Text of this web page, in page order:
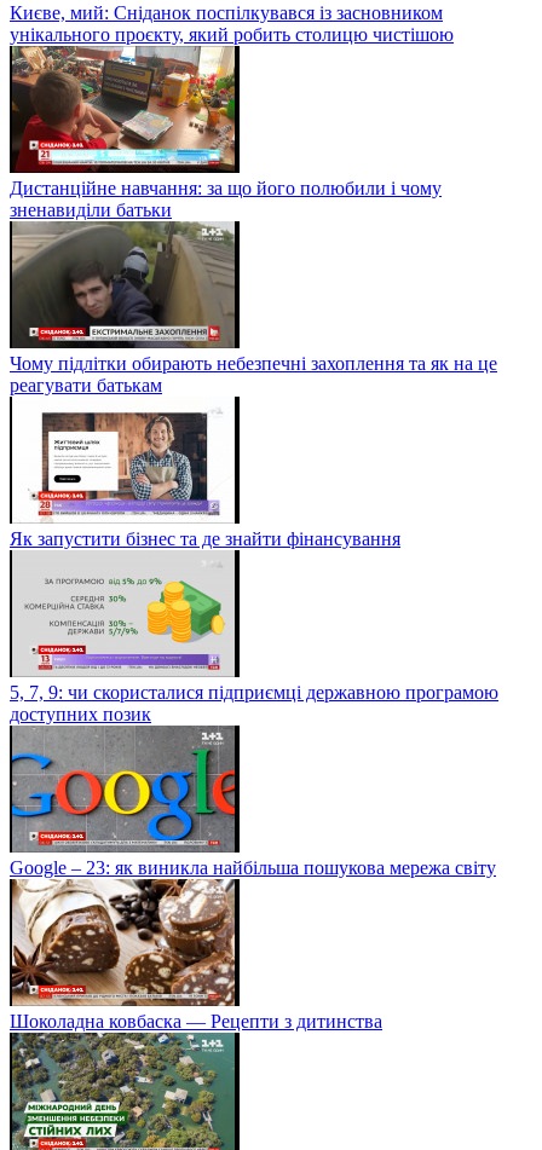
Києве, мий: Сніданок поспілкувався із засновником
унікального проєкту, який робить столицю чистішою
Дистанційне навчання: за що його полюбили і чому
зненавиділи батьки
Чому підлітки обирають небезпечні захоплення та як на це
реагувати батькам
Як запустити бізнес та де знайти фінансування
5, 7, 9: чи скористалися підприємці державною програмою
доступних позик
Google – 23: як виникла найбільша пошукова мережа світу
Шоколадна ковбаска — Рецепти з дитинства